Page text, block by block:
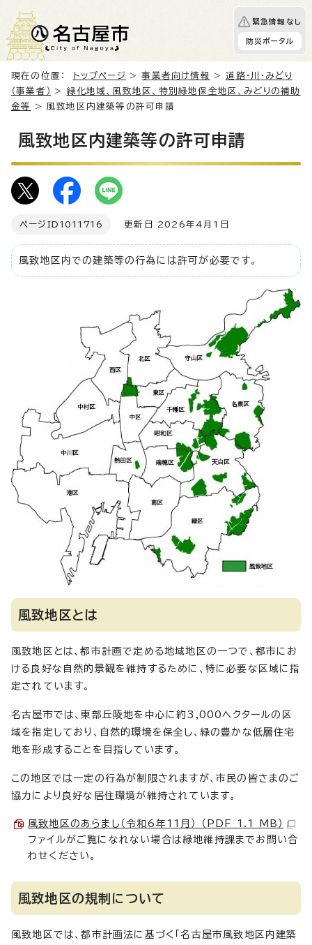
緊急情報なし
防災ポータル
現在の位置： トップページ >事業者向け情報 >道路・川・みどり
（事業者）
> 緑化地域、風致地区、特別緑地保全地区、みどりの補助
金等
> 風致地区内建築等の許可申請
風致地区内建築等の許可申請
ページID 1011716 更新日 2026年4月1日
風致地区内での建築等の行為には許可が必要です。
風致地区とは
風致地区とは、都市計画で定める地域地区の一つで、都市にお
ける良好な自然的景観を維持するために、特に必要な区域に指
定されています。
名古屋市では、東部丘陵地を中心に約3,000ヘクタールの区
域を指定しており、自然的環境を保全し、緑の豊かな低層住宅
地を形成することを目指しています。
この地区では一定の行為が制限されますが、市民の皆さまのご
協力により良好な居住環境が維持されています。
風致地区のあらまし（令和6年11月） （PDF 1.1 MB）
ファイルがご覧になれない場合は緑地維持課までお問い合
わせください。
風致地区の規制について
風致地区では、都市計画法に基づく「名古屋市風致地区内建築